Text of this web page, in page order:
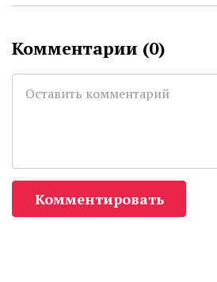
Комментарии (0)
Комментировать